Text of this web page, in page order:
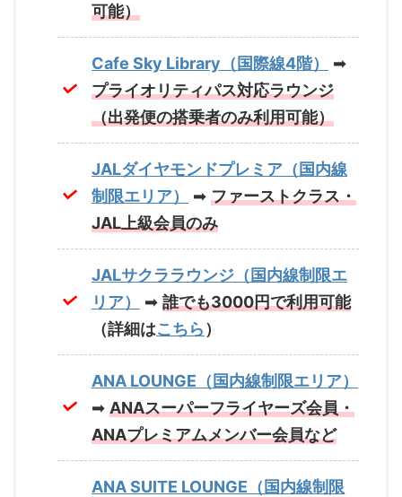
可能）
Cafe Sky Library（国際線4階）
➡
プライオリティパス対応ラウンジ
（出発便の搭乗者のみ利用可能）
JALダイヤモンドプレミア（国内線
制限エリア）
➡ ファーストクラス・
JAL上級会員のみ
JALサクララウンジ（国内線制限エ
リア）
➡ 誰でも3000円で利用可能
（詳細はこちら）
ANA LOUNGE（国内線制限エリア）
➡ ANAスーパーフライヤーズ会員・
ANAプレミアムメンバー会員など
ANA SUITE LOUNGE（国内線制限